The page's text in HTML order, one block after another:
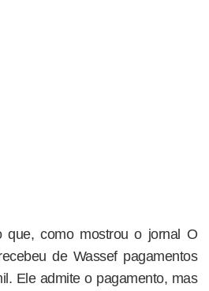
que, como mostrou o jornal O
de Wassef pagamentos
Ele admite o pagamento, mas